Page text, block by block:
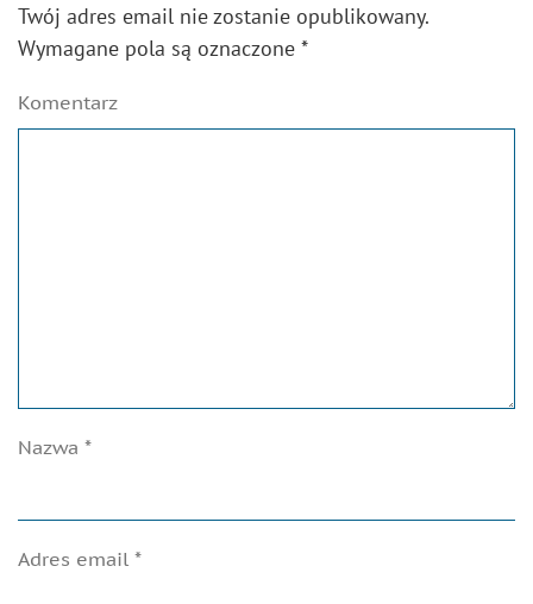
Twój adres email nie zostanie opublikowany.
Wymagane pola są oznaczone *
Komentarz
Nazwa *
Adres email *